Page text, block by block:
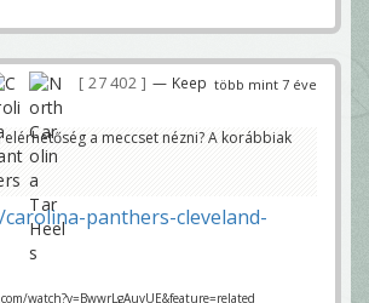
több mint 7 éve
27 402
— Keep
elérhetőség a meccset nézni? A korábbiak
panthers-cleveland-
watch?v=BwwrLgAuvUE&feature=related